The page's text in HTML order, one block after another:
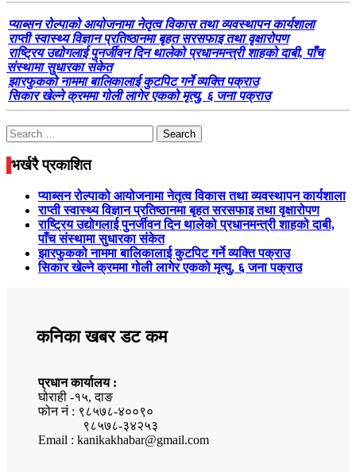
प्याब्सन रोल्पाको आयोजनामा नेतृत्व विकास तथा व्यवस्थापन कार्यशाला
राप्ती स्वास्थ्य विज्ञान प्रतिष्ठानमा बृहत सरसफाइ तथा वृक्षारोपण
राष्ट्रिय उद्योगलाई पुनर्जीवन दिन थालेको प्रधानमन्त्री शाहको दाबी, पाँच
संस्थामा सुधारका संकेत
झारफुकको नाममा बालिकालाई कुटपिट गर्ने व्यक्ति पक्राउ
सिकार खेल्ने क्रममा गोली लागेर एकको मृत्यु, ६ जना पक्राउ
Search
for:
भर्खरै प्रकाशित
प्याब्सन रोल्पाको आयोजनामा नेतृत्व विकास तथा व्यवस्थापन कार्यशाला
राप्ती स्वास्थ्य विज्ञान प्रतिष्ठानमा बृहत सरसफाइ तथा वृक्षारोपण
राष्ट्रिय उद्योगलाई पुनर्जीवन दिन थालेको प्रधानमन्त्री शाहको दाबी,
पाँच संस्थामा सुधारका संकेत
झारफुकको नाममा बालिकालाई कुटपिट गर्ने व्यक्ति पक्राउ
सिकार खेल्ने क्रममा गोली लागेर एकको मृत्यु, ६ जना पक्राउ
कनिका खबर डट कम
प्रधान कार्यालय :
घोराही -१५, दाङ
फोन नं : ९८५७८-४००९०
९८५७८-३४२५३
Email : kanikakhabar@gmail.com